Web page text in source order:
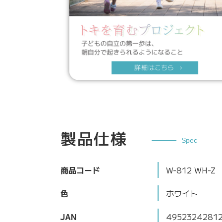
製品仕様 Spec
商品コード
W-812 WH-Z
色
ホワイト
JAN